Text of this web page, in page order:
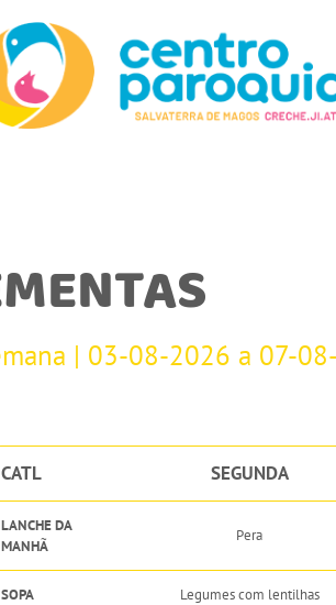
| 03-08-2026 a 07-
CATL SEGUNDA
LANCHE DA
MANHÃ
Pera
SOPA Legumes com lentilhas